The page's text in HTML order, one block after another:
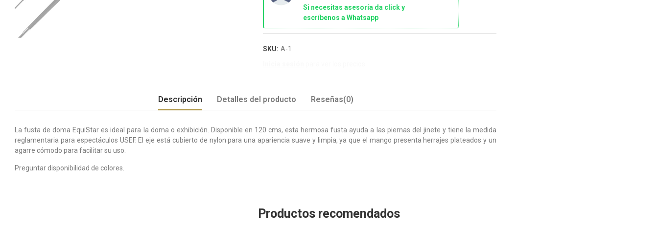
Si necesitas asesoría da click y
escríbenos a Whatsapp
SKU: A-1
Descripción Detalles del producto Reseñas(0)
La fusta de doma EquiStar es ideal para la doma o exhibición. Disponible en 120 cms, esta hermosa fusta ayuda a las piernas del jinete y tiene la medida
reglamentaria para espectáculos USEF. El eje está cubierto de nylon para una apariencia suave y limpia, ya que el mango presenta herrajes plateados y un
agarre cómodo para facilitar su uso.
Preguntar disponibilidad de colores.
Productos recomendados